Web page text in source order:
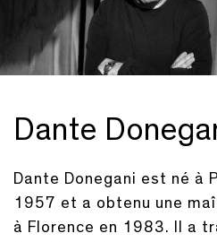
Dante
Dante Donegani est né à
1957 et a obtenu une
à Florence en 1983. Il a